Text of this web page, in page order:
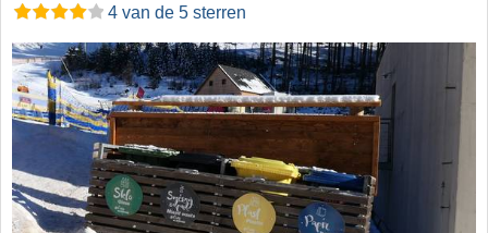
4 van de 5 sterren